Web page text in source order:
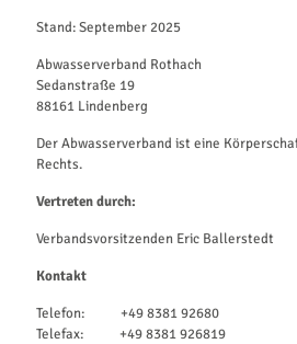
Stand: September 2025
Abwasserverband Rothach
Sedanstraße 19
88161 Lindenberg
Der Abwasserverband ist eine
Rechts.
Vertreten durch:
Verbandsvorsitzenden Eric Ballerstedt
Kontakt
Telefon: +49 8381 92680
Telefax: +49 8381 926819